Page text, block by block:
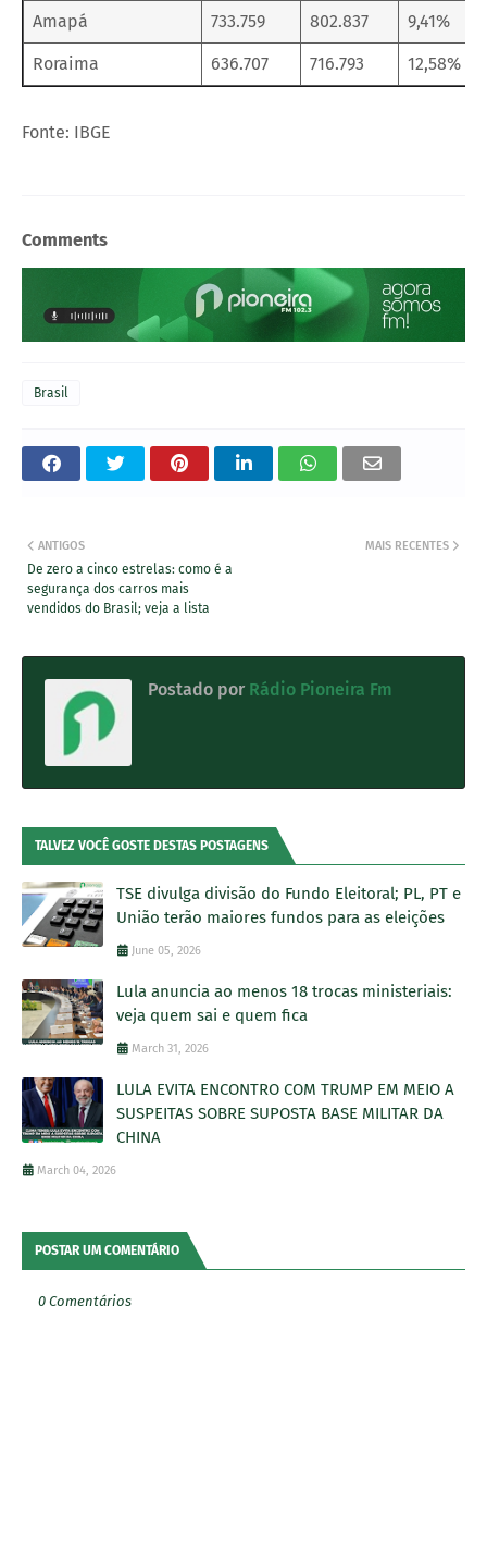
Amapá 733.759 802.837 9,41%
Roraima 636.707 716.793 12,58%
Fonte: IBGE
Comments
Brasil
MAIS RECENTES
ANTIGOS
De zero a cinco estrelas: como é a
segurança dos carros mais
vendidos do Brasil; veja a lista
Postado por Rádio Pioneira Fm
TALVEZ VOCÊ GOSTE DESTAS POSTAGENS
TSE divulga divisão do Fundo Eleitoral; PL, PT e
União terão maiores fundos para as eleições
June 05, 2026
Lula anuncia ao menos 18 trocas ministeriais:
veja quem sai e quem fica
March 31, 2026
LULA EVITA ENCONTRO COM TRUMP EM MEIO A
SUSPEITAS SOBRE SUPOSTA BASE MILITAR DA
CHINA
March 04, 2026
POSTAR UM COMENTÁRIO
0 Comentários